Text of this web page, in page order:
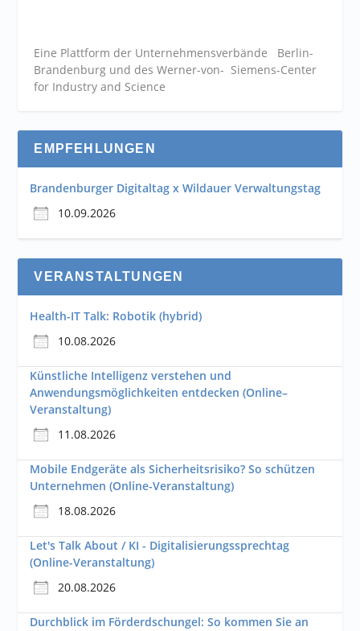
Eine Plattform der Unternehmensverbände Berlin-
Brandenburg und des Werner-von- Siemens-Center
for Industry and Science
EMPFEHLUNGEN
Brandenburger Digitaltag x Wildauer Verwaltungstag
10.09.2026
VERANSTALTUNGEN
Health-IT Talk: Robotik (hybrid)
10.08.2026
Künstliche Intelligenz verstehen und
Anwendungsmöglichkeiten entdecken (Online–
Veranstaltung)
11.08.2026
Mobile Endgeräte als Sicherheitsrisiko? So schützen
Unternehmen (Online-Veranstaltung)
18.08.2026
Let's Talk About / KI - Digitalisierungssprechtag
(Online-Veranstaltung)
20.08.2026
Durchblick im Förderdschungel: So kommen Sie an